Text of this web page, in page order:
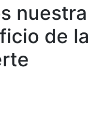
nuestra
de la